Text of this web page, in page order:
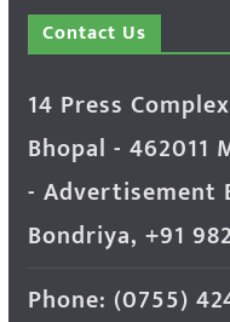
Contact Us
14 Press
Bhopal - 462011
- Advertisement
Bondriya, +91
Phone: (0755)